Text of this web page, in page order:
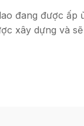
đang được ấp
xây dựng và